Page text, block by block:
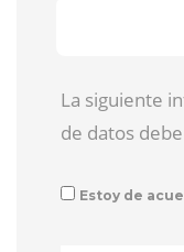
La siguiente
de datos
Estoy de